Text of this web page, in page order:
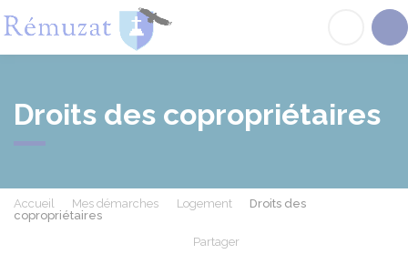
Droits des copropriétaires
Accueil Mes démarches Logement
Droits des
copropriétaires
Partager